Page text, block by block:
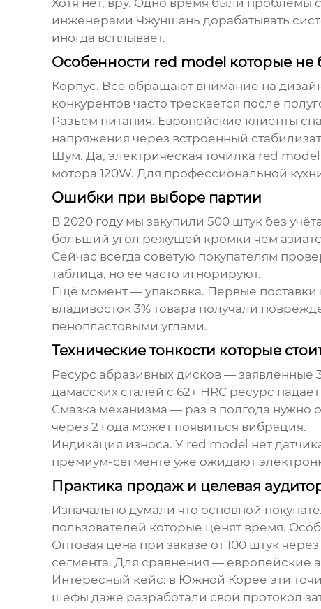
Хотя нет, вру. Одно время были
инженерами Чжуншань дорабатывать
иногда всплывает.
Особенности red model которые не
Корпус. Все обращают внимание на
конкурентов часто трескается после
Разъём питания. Европейские клиенты
напряжения через встроенный
Шум. Да, электрическая точилка red model
мотора 120W. Для профессиональной
Ошибки при выборе партии
В 2020 году мы закупили 500 штук без
больший угол режущей кромки чем
Сейчас всегда советую покупателям
таблица, но её часто игнорируют.
Ещё момент — упаковка. Первые поставки
владивосток 3% товара получали
пенопластовыми углами.
Технические тонкости которые
Ресурс абразивных дисков — заявленные
дамасских сталей с 62+ HRC ресурс
Смазка механизма — раз в полгода нужно
через 2 года может появиться вибрация.
Индикация износа. У red model нет
премиум-сегменте уже ожидают
Практика продаж и целевая
Изначально думали что основной
пользователей которые ценят время.
Оптовая цена при заказе от 100 штук через
сегмента. Для сравнения — европейские
Интересный кейс: в Южной Корее эти
шефы даже разработали свой протокол